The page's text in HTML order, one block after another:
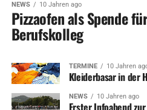
NEWS 10 Jahren ago
Pizzaofen als Spende
Berufskolleg
TERMINE 10 Jahren
Kleiderbasar in der
NEWS 10 Jahren ago
Erster Infoabend